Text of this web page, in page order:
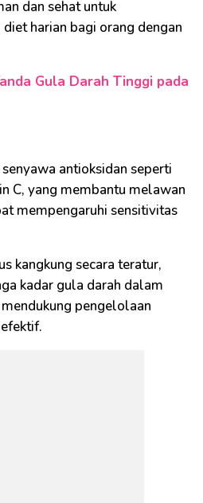
dan sehat untuk
harian bagi orang dengan
Gula Darah Tinggi pada
antioksidan seperti
C, yang membantu melawan
mempengaruhi sensitivitas
kangkung secara teratur,
kadar gula darah dalam
pengelolaan